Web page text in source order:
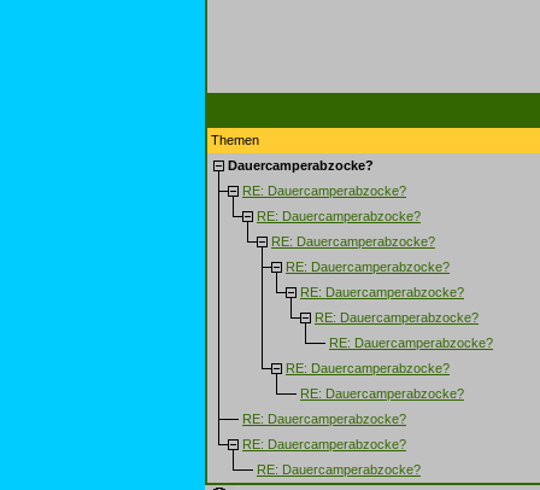
Themen
Dauercamperabzocke?
RE: Dauercamperabzocke?
RE: Dauercamperabzocke?
RE: Dauercamperabzocke?
RE: Dauercamperabzocke?
RE: Dauercamperabzocke?
RE: Dauercamperabzocke?
RE: Dauercamperabzocke?
RE: Dauercamperabzocke?
RE: Dauercamperabzocke?
RE: Dauercamperabzocke?
RE: Dauercamperabzocke?
RE: Dauercamperabzocke?